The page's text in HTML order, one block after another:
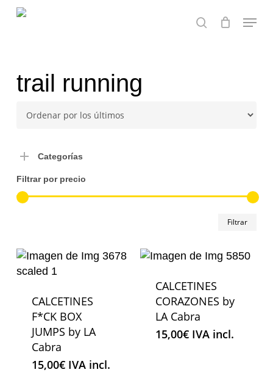
Skip
search
Menu
trail running
Categorías
Filtrar por precio
Filtrar
CALCETINES
F*CK BOX
JUMPS by LA
Cabra
15,00€ IVA incl.
CALCETINES
CORAZONES by
LA Cabra
15,00€ IVA incl.